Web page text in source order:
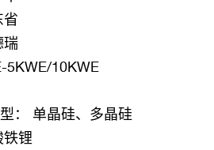
省
瑞
5KWE/10KWE
： 单晶硅、多晶硅
铁锂